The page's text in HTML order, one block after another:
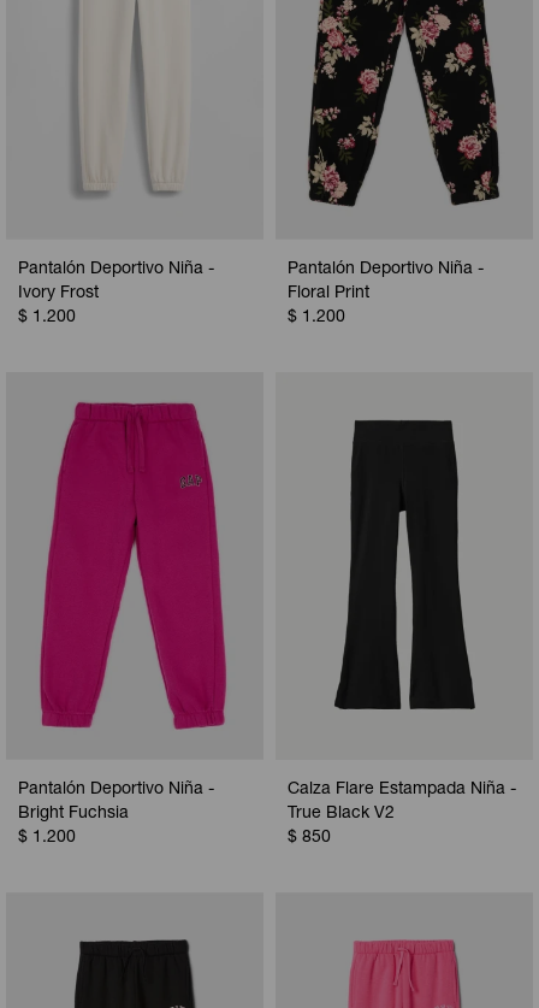
Pantalón Deportivo Niña -
Ivory Frost
$ 1.200
Pantalón Deportivo Niña -
Floral Print
$ 1.200
Pantalón Deportivo Niña -
Bright Fuchsia
$ 1.200
Calza Flare Estampada Niña -
True Black V2
$ 850